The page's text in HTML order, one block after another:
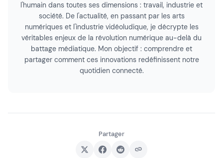
l'humain dans toutes ses dimensions : travail, industrie et
société. De l'actualité, en passant par les arts
numériques et l'industrie vidéoludique, je décrypte les
véritables enjeux de la révolution numérique au-delà du
battage médiatique. Mon objectif : comprendre et
partager comment ces innovations redéfinissent notre
quotidien connecté.
Partager